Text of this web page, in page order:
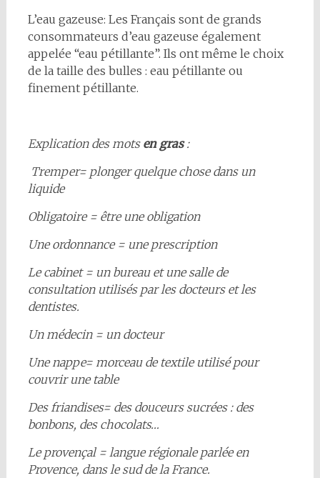
L’eau gazeuse: Les Français sont de grands
consommateurs d’eau gazeuse également
appelée “eau pétillante”. Ils ont même le choix
de la taille des bulles : eau pétillante ou
finement pétillante.
Explication des mots en gras:
Tremper= plonger quelque chose dans un
liquide
Obligatoire = être une obligation
Une ordonnance = une prescription
Le cabinet = un bureau et une salle de
consultation utilisés par les docteurs et les
dentistes.
Un médecin = un docteur
Une nappe= morceau de textile utilisé pour
couvrir une table
Des friandises= des douceurs sucrées : des
bonbons, des chocolats…
Le provençal = langue régionale parlée en
Provence, dans le sud de la France.